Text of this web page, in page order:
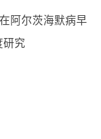
阿尔茨海默病早
研究